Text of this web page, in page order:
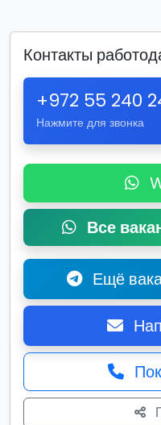
Контакты
+972 55 240
Нажмите для звонка
Все
Ещё